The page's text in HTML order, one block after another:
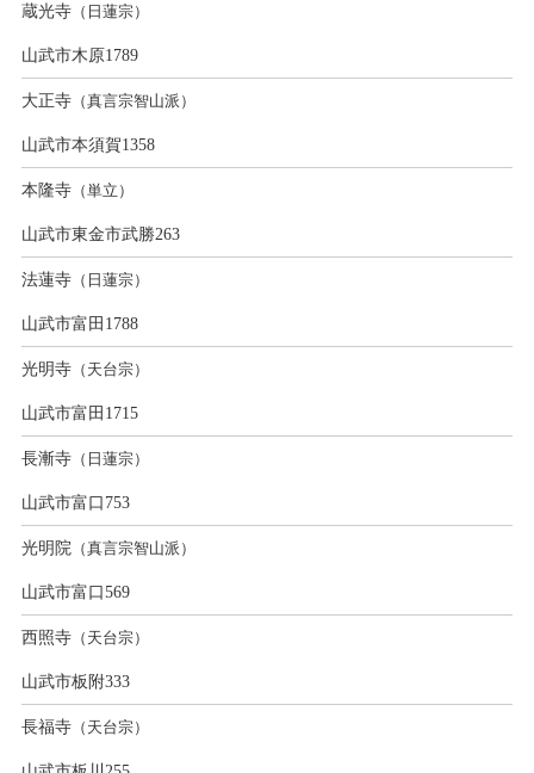
蔵光寺（日蓮宗）
山武市木原1789
大正寺（真言宗智山派）
山武市本須賀1358
本隆寺（単立）
山武市東金市武勝263
法蓮寺（日蓮宗）
山武市富田1788
光明寺（天台宗）
山武市富田1715
長漸寺（日蓮宗）
山武市富口753
光明院（真言宗智山派）
山武市富口569
西照寺（天台宗）
山武市板附333
長福寺（天台宗）